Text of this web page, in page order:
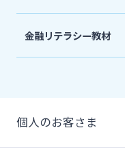
金融リテラシー教材
個人のお客さま